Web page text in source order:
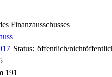
Finanzausschusses
Status: öffentlich/
191